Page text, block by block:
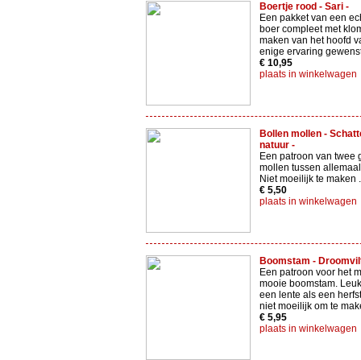
Boertje rood - Sari -
Een pakket van een
boer compleet met
maken van het hoofd
enige ervaring
€ 10,95
plaats in winkelwagen
Bollen mollen -
natuur -
Een patroon van twee
mollen tussen
Niet moeilijk te maken .
€ 5,50
plaats in winkelwagen
Boomstam -
Een patroon voor het
mooie boomstam.
een lente als een
niet moeilijk om te
€ 5,95
plaats in winkelwagen